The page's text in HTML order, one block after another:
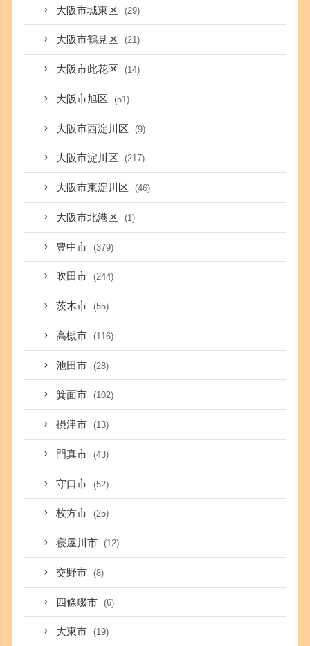
大阪市城東区 (29)
大阪市鶴見区 (21)
大阪市此花区 (14)
大阪市旭区 (51)
大阪市西淀川区 (9)
大阪市淀川区 (217)
大阪市東淀川区 (46)
大阪市北港区 (1)
豊中市 (379)
吹田市 (244)
茨木市 (55)
高槻市 (116)
池田市 (28)
箕面市 (102)
摂津市 (13)
門真市 (43)
守口市 (52)
枚方市 (25)
寝屋川市 (12)
交野市 (8)
四條畷市 (6)
大東市 (19)